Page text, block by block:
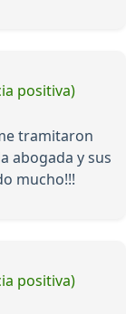
positiva)
tramitaron
abogada y sus
mucho!!!
positiva)